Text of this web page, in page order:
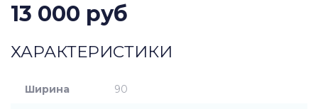
13 000 руб
ХАРАКТЕРИСТИКИ
Ширина 90